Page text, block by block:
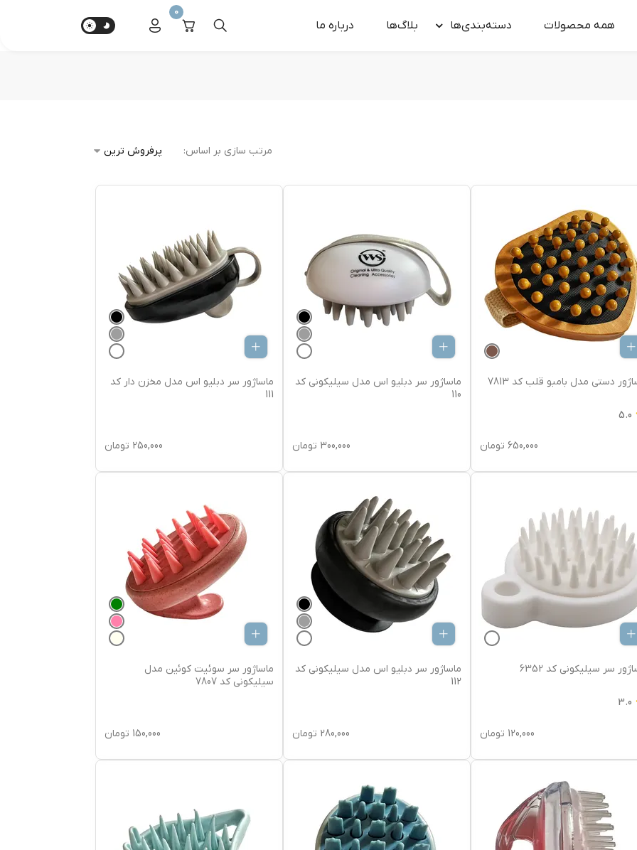
همه محصولات دسته‌بندی‌ها بلاگ‌ها درباره‌ ما
0
مرتب سازی بر اساس:
دستی مدل بامبو قلب کد 7813
5.0
650,000 تومان
ماساژور سر دبلیو اس مدل سیلیکونی کد
110
300,000 تومان
ماساژور سر دبلیو اس مدل مخزن دار کد
111
250,000 تومان
سر سیلیکونی کد 6352
3.0
120,000 تومان
ماساژور سر دبلیو اس مدل سیلیکونی کد
112
280,000 تومان
ماساژور سر سوئیت کوئین مدل
سیلیکونی کد 7807
150,000 تومان